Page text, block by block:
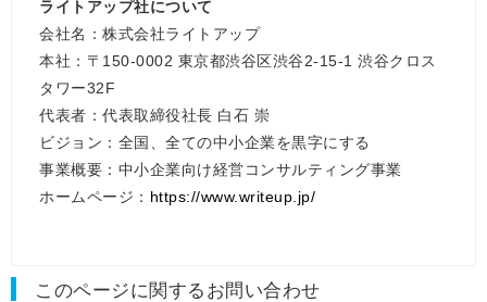
ライトアップ社について
会社名：株式会社ライトアップ
本社：〒150-0002 東京都渋谷区渋谷2-15-1 渋谷クロス
タワー32F
代表者：代表取締役社長 白石 崇
ビジョン：全国、全ての中小企業を黒字にする
事業概要：中小企業向け経営コンサルティング事業
ホームページ： https://www.writeup.jp/
このページに関するお問い合わせ